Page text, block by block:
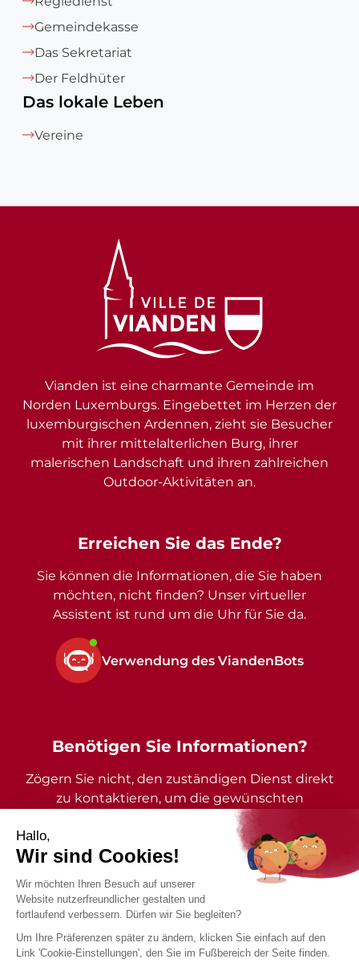
Gemeindekasse
Das Sekretariat
Der Feldhüter
Das lokale Leben
Vereine
Erreichen Sie das Ende?
Sie können die Informationen, die Sie haben
möchten, nicht finden? Unser virtueller
Assistent ist rund um die Uhr für Sie da.
Verwendung des ViandenBots
Vianden ist eine charmante Gemeinde im
Norden Luxemburgs. Eingebettet im Herzen der
luxemburgischen Ardennen, zieht sie Besucher
mit ihrer mittelalterlichen Burg, ihrer
malerischen Landschaft und ihren zahlreichen
Outdoor-Aktivitäten an.
Benötigen Sie Informationen?
Zögern Sie nicht, den zuständigen Dienst direkt
zu kontaktieren, um die gewünschten
Auskünfte zu erhalten.
2026 - Gemeinde Vianden - Alle Rechte vorbehalten
Impressum
Datenschutzrichtlinie